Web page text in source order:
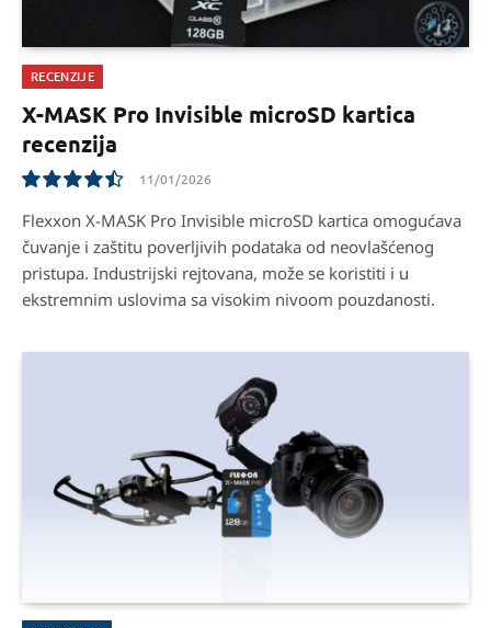
RECENZIJE
X-MASK Pro Invisible microSD kartica
recenzija
9
11/01/2026
Flexxon X-MASK Pro Invisible microSD kartica omogućava
čuvanje i zaštitu poverljivih podataka od neovlašćenog
pristupa. Industrijski rejtovana, može se koristiti i u
ekstremnim uslovima sa visokim nivoom pouzdanosti.